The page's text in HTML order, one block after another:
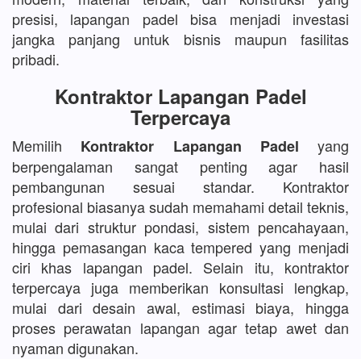
presisi, lapangan padel bisa menjadi investasi
jangka panjang untuk bisnis maupun fasilitas
pribadi.
Kontraktor Lapangan Padel
Terpercaya
Memilih Kontraktor Lapangan Padel yang
berpengalaman sangat penting agar hasil
pembangunan sesuai standar. Kontraktor
profesional biasanya sudah memahami detail teknis,
mulai dari struktur pondasi, sistem pencahayaan,
hingga pemasangan kaca tempered yang menjadi
ciri khas lapangan padel. Selain itu, kontraktor
terpercaya juga memberikan konsultasi lengkap,
mulai dari desain awal, estimasi biaya, hingga
proses perawatan lapangan agar tetap awet dan
nyaman digunakan.